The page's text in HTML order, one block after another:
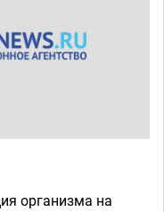
организма на